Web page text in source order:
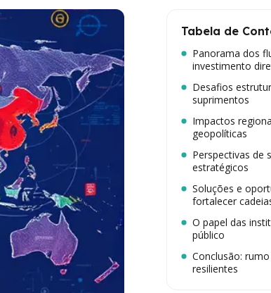
Tabela de
Panorama dos
investimento
Desafios
suprimentos
Impactos
geopolíticas
Perspectivas de
estratégicos
Soluções e
fortalecer
O papel das
público
Conclusão:
resilientes